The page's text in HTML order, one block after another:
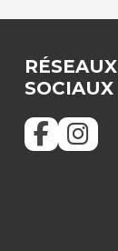
RÉSEAUX
SOCIAUX